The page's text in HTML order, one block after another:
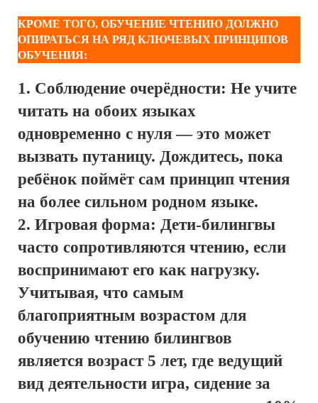
КРОМЕ ТОГО, ОБУЧЕНИЕ ЧТЕНИЮ ДОЛЖНО
ОПИРАТЬСЯ НА РЯД КЛЮЧЕВЫХ ПРИНЦИПОВ
ОБУЧЕНИЯ:
Соблюдение очерёдности: Не учите
читать на обоих языках
одновременно с нуля — это может
вызвать путаницу. Дождитесь, пока
ребёнок поймёт сам принцип чтения
на более сильном родном языке.
Игровая форма: Дети-билингвы
часто сопротивляются чтению, если
воспринимают его как нагрузку.
Учитывая, что самым
благоприятным возрастом для
обучению чтению билингвов
является возраст 5 лет, где ведущий
вид деятельности игра, сидение за